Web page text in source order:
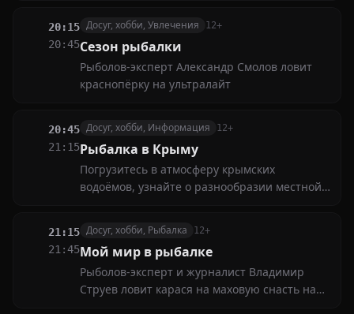
щукой на реку Колыму
20:15
20:45
Досуг, хобби, Увлечения 12+
Сезон рыбалки
Рыболов-эксперт Александр Смолов ловит
краснопёрку на ультралайт
20:45
21:15
Досуг, хобби, Информация 12+
Рыбалка в Крыму
Погрузитесь в атмосферу крымских
водоёмов, узнайте о разнообразии местной
и приманок. Увлекательные маршруты и
практические рекомендации для любителей
рыбалки ждут вас в каждом выпуске
21:15
21:45
Досуг, хобби, Рыбалка 12+
Мой мир в рыбалке
Рыболов-эксперт и журналист Владимир
Струев ловит карася на маховую снасть на